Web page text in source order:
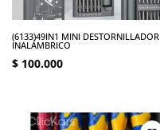
(6133)49IN1 MINI DESTORNILLADOR
INALÁMBRICO
$ 100.000